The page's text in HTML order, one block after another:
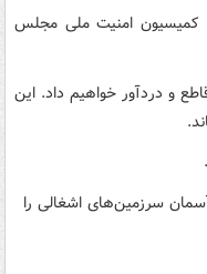
کمیسیون امنیت ملی مجلس
و دردآور خواهیم داد. این